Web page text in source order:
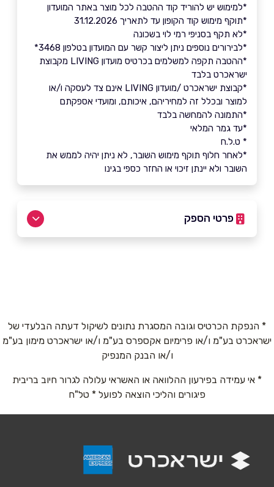
*למימוש יש להוריד קוד ההטבה לכל מוצר באתר המועדון
*תוקף מימוש קוד הקופון עד לתאריך 31.12.2026
*לא תקף בסניפי רמי לוי בשכונה
*לבירורים נוספים ניתן ליצור קשר עם המועדון בטלפון 3468*
*ההטבה תקפה למשלמים בכרטיס מועדון LIVING מקבוצת
ישראכרט בלבד
*קבוצת ישראכרט /מועדון LIVING אינם צד לעסקה ו/או
למוצר ובכלל זה למחיריהם, איכותם, ומועדי אספקתם
*התמונה להמחשה בלבד
*עד גמר המלאי
* ט.ל.ח
*לאחר חלוף תוקף מימוש השובר, לא ניתן יהיה לממש את
השובר ולא יינתן זיכוי או החזר כספי בגינו
פרטי הספק
טלפון*
הודעה *
* הנפקת הכרטיס וגובה המסגרת נתונים לשיקול דעתה הבלעדי של
ישראכרט בע"מ ו/או פרימיום אקספרס בע"מ ו/או ישראכרט מימון בע"מ
ו/או הבנק המנפיק
* אי עמידה בפירעון ההלוואה או האשראי עלולה לגרור חיוב בריבית
פיגורים והליכי הוצאה לפועל * טל"ח